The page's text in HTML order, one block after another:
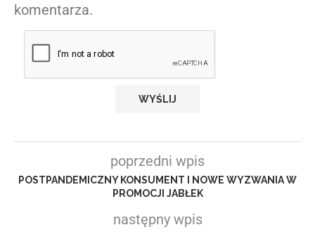
komentarza.
poprzedni wpis
POSTPANDEMICZNY KONSUMENT I NOWE WYZWANIA W
PROMOCJI JABŁEK
następny wpis